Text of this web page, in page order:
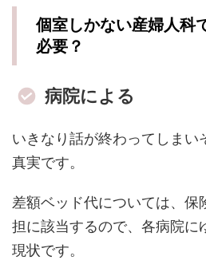
個室しかない産婦人科
必要？
病院による
いきなり話が終わってしまい
真実です。
差額ベッド代については、保
担に該当するので、各病院に
現状です。